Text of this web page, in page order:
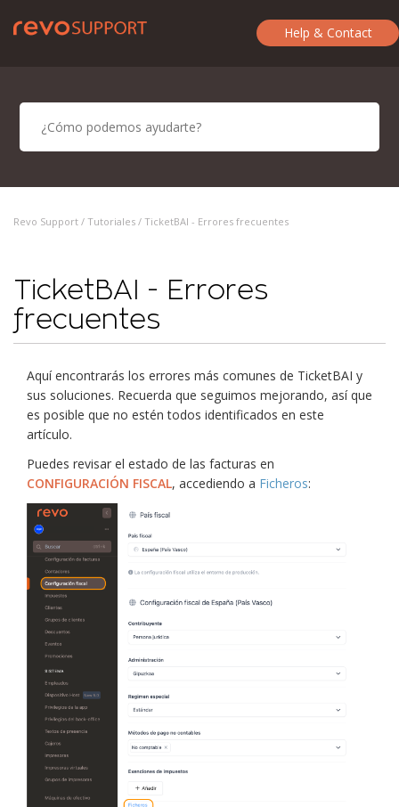
Help & Contact
Revo Support / Tutoriales / TicketBAI - Errores frecuentes
TicketBAI - Errores
frecuentes
Aquí encontrarás los errores más comunes de TicketBAI y
sus soluciones. Recuerda que seguimos mejorando, así que
es posible que no estén todos identificados en este
artículo.
Puedes revisar el estado de las facturas en
CONFIGURACIÓN FISCAL, accediendo a Ficheros: